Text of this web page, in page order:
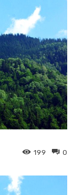
0
199